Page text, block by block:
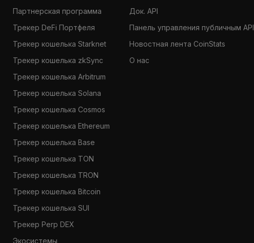
Партнерская программа
Трекер DeFi Портфеля
Трекер кошелька Starknet
Трекер кошелька zkSync
Трекер кошелька Arbitrum
Трекер кошелька Solana
Трекер кошелька Cosmos
Трекер кошелька Ethereum
Трекер кошелька Base
Трекер кошелька TON
Трекер кошелька TRON
Трекер кошелька Bitcoin
Трекер кошелька SUI
Трекер Perp DEX
Экосистемы
Док. API
Панель управления публичным API
Новостная лента CoinStats
О нас